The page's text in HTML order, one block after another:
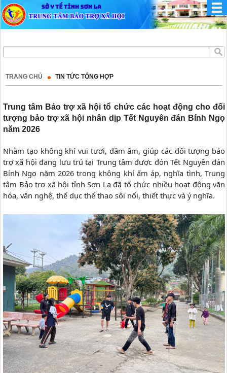
TRANG CHỦ TIN TỨC TỔNG HỢP
Trung tâm Bảo trợ xã hội tổ chức các hoạt động cho đối
tượng bảo trợ xã hội nhân dịp Tết Nguyên đán Bính Ngọ
năm 2026
Nhằm tạo không khí vui tươi, đầm ấm, giúp các đối tượng bảo
trợ xã hội đang lưu trú tại Trung tâm được đón Tết Nguyên đán
Bính Ngọ năm 2026 trong không khí ấm áp, nghĩa tình, Trung
tâm Bảo trợ xã hội tỉnh Sơn La đã tổ chức nhiều hoạt động văn
hóa, văn nghệ, thể dục thể thao sôi nổi, thiết thực và ý nghĩa.